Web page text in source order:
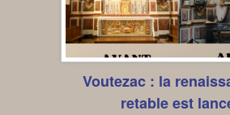
Voutezac : la
retable est